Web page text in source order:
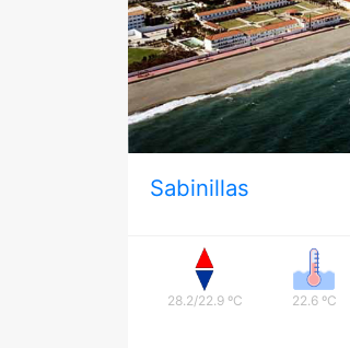
Sabinillas
28.2/22.9 ºC 22.6 ºC